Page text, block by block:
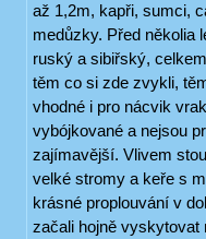
až 1,2m, kapři, sumci,
medůzky. Před několia
ruský a sibiřský,
těm co si zde zvykli,
vhodné i pro nácvik
vybójkované a nejsou
zajímavější. Vlivem
velké stromy a keře s
krásné proplouvání v
začali hojně vyskytovat